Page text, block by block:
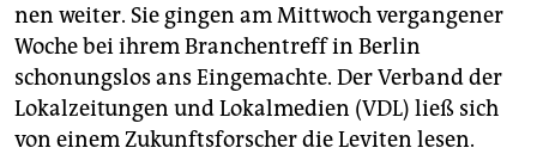
nen weiter. Sie gingen am Mittwoch vergangener
Woche bei ihrem Branchentreff in Berlin
schonungslos ans Eingemachte. Der Verband der
Lokalzeitungen und Lokalmedien (VDL) ließ sich
von einem Zukunftsforscher die Leviten lesen.